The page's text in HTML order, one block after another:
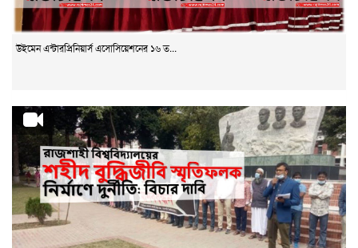
উইমেন এন্টারপ্রিনিয়ার্স এসোসিয়েশনের ১৬ ত...